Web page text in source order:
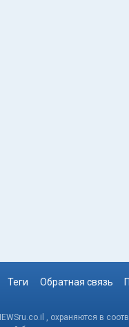
Теги Обратная связь
, охраняются в